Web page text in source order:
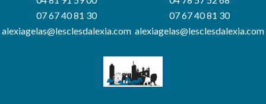
07 67 40 81 30
alexiagelas@lesclesdalexia.com
07 67 40 81 30
alexiagelas@lesclesdalexia.com